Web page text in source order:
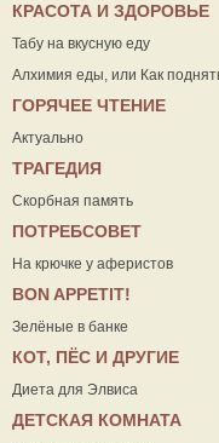
КРАСОТА И ЗДОРОВЬЕ
Табу на вкусную еду
Алхимия еды, или Как
ГОРЯЧЕЕ ЧТЕНИЕ
Актуально
ТРАГЕДИЯ
Скорбная память
ПОТРЕБСОВЕТ
На крючке у аферистов
ВON APPETIT!
Зелёные в банке
КОТ, ПЁС И ДРУГИЕ
Диета для Элвиса
ДЕТСКАЯ КОМНАТА